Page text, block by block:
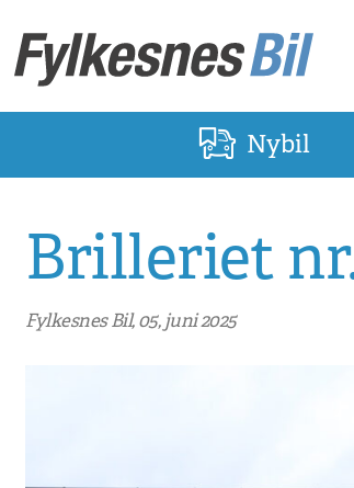
Nybil
Brilleriet
Fylkesnes Bil, 05, juni 2025